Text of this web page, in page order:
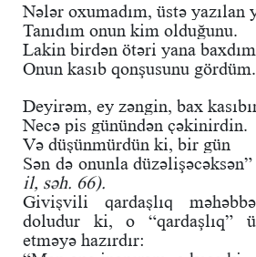
Nələr oxumadım, üstə yazılan
Tanıdım onun kim olduğunu.
Lakin birdən ötəri yana
Onun kasıb qonşusunu gördüm.
Deyirəm, ey zəngin, bax
Necə pis günündən çəkinirdin.
Və düşünmürdün ki, bir gün
Sən də onunla düzəlişəcəksən”
il, səh. 66).
Givişvili qardaşlıq
doludur ki, o “qardaşlıq”
etməyə hazırdır: